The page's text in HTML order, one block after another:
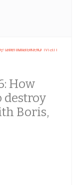
How
destroy
Boris,